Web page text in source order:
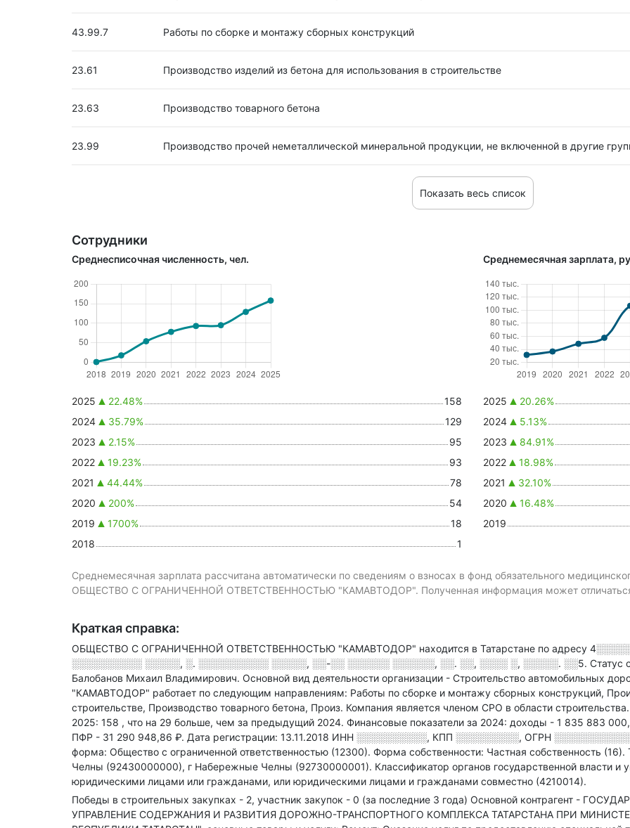
43.99.7 Работы по сборке и монтажу сборных конструкций
23.61 Производство изделий из бетона для использования в строительстве
23.63 Производство товарного бетона
23.99 Производство прочей неметаллической минеральной продукции, не включенной в другие
Показать весь список
Сотрудники
Среднесписочная численность, чел.
2025 22.48%
158
2024
35.79%
129
2023
2.15%
95
2022
19.23%
93
2021
44.44%
78
2020
200%
54
2019
1700%
18
2018
1
Среднемесячная зарплата,
2025 20.26%
2024
5.13%
2023
84.91%
2022
18.98%
2021
32.10%
2020
16.48%
2019
Среднемесячная зарплата рассчитана автоматически по сведениям о взносах в фонд обязательного
ОБЩЕСТВО С ОГРАНИЧЕННОЙ ОТВЕТСТВЕННОСТЬЮ "КАМАВТОДОР". Полученная информация может отличаться
Краткая справка:
ОБЩЕСТВО С ОГРАНИЧЕННОЙ ОТВЕТСТВЕННОСТЬЮ "КАМАВТОДОР" находится в Татарстане по адресу
░░░░░░░░░░ ░░░░░, ░. ░░░░░░░░░░ ░░░░░, ░░-░░ ░░░░░░ ░░░░░░, ░░. ░░, ░░░░ ░, ░░░░░. ░░5. Статус
Балобанов Михаил Владимирович. Основной вид деятельности организации - Строительство автомобильных
"КАМАВТОДОР" работает по следующим направлениям: Работы по сборке и монтажу сборных конструкций,
строительстве, Производство товарного бетона, Произ. Компания является членом СРО в области строительства.
2025: 158 , что на 29 больше, чем за предыдущий 2024. Финансовые показатели за 2024: доходы - 1 835 883
ПФР - 31 290 948,86 ₽. Дата регистрации: 13.11.2018 ИНН ░░░░░░░░░░, КПП ░░░░░░░░░, ОГРН
форма: Общество с ограниченной ответственностью (12300). Форма собственности: Частная собственность (16).
Челны (92430000000), г Набережные Челны (92730000001). Классификатор органов государственной власти
юридическими лицами или гражданами, или юридическими лицами и гражданами совместно (4210014).
Победы в строительных закупках - 2, участник закупок - 0 (за последние 3 года) Основной контрагент -
УПРАВЛЕНИЕ СОДЕРЖАНИЯ И РАЗВИТИЯ ДОРОЖНО-ТРАНСПОРТНОГО КОМПЛЕКСА ТАТАРСТАНА ПРИ